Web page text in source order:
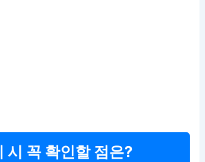
시 꼭 확인할 점은?